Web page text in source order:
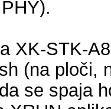
XK-STK-
(na ploči,
se spaja